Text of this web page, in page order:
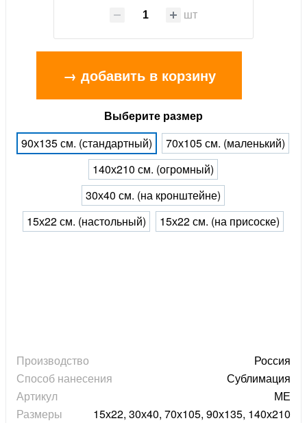
шт
→ добавить в корзину
Выберите размер
90х135 см. (стандартный)
70х105 см. (маленький)
140х210 см. (огромный)
30х40 см. (на кронштейне)
15х22 см. (настольный)
15х22 см. (на присоске)
Производство
Россия
Способ нанесения
Сублимация
Артикул
МЕ
Размеры
15х22, 30х40, 70х105, 90х135, 140х210